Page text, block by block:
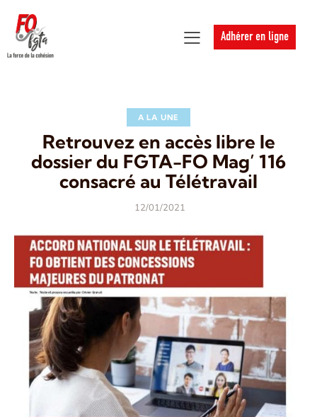
Adhérer en ligne
A LA UNE
Retrouvez en accès libre le
dossier du FGTA-FO Mag’ 116
consacré au Télétravail
12/01/2021